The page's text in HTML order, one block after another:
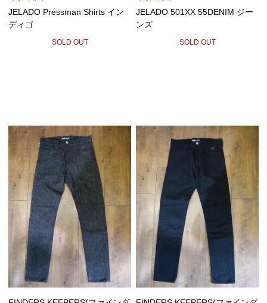
JELADO Pressman Shirts イン
ディゴ
SOLD OUT
JELADO 501XX 55DENIM ジー
ンズ
SOLD OUT